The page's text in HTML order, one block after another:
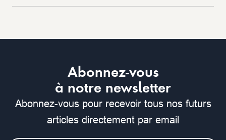
Abonnez-vous
à notre newsletter
Abonnez-vous pour recevoir tous nos futurs
articles directement par email